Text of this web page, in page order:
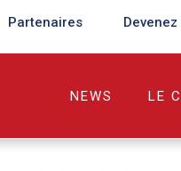
Partenaires
NEWS LE